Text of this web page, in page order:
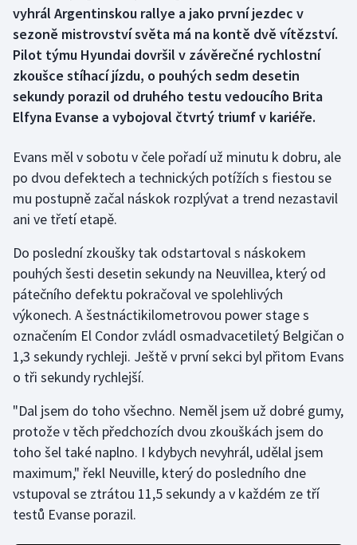
Boby a skeleton
Box
Curling
Cyklistika
Florbal
Futsal
Golf
Gymnastika
Házená
Judo
Krasobruslení
Lezení
vyhrál Argentinskou rallye a jako první jezdec v
sezoně mistrovství světa má na kontě dvě vítězství.
Pilot týmu Hyundai dovršil v závěrečné rychlostní
zkoušce stíhací jízdu, o pouhých sedm desetin
sekundy porazil od druhého testu vedoucího Brita
Elfyna Evanse a vybojoval čtvrtý triumf v kariéře.
Evans měl v sobotu v čele pořadí už minutu k dobru, ale
po dvou defektech a technických potížích s fiestou se
mu postupně začal náskok rozplývat a trend nezastavil
ani ve třetí etapě.
Do poslední zkoušky tak odstartoval s náskokem
pouhých šesti desetin sekundy na Neuvillea, který od
pátečního defektu pokračoval ve spolehlivých
výkonech. A šestnáctikilometrovou power stage s
označením El Condor zvládl osmadvacetiletý Belgičan o
1,3 sekundy rychleji. Ještě v první sekci byl přitom Evans
o tři sekundy rychlejší.
"Dal jsem do toho všechno. Neměl jsem už dobré gumy,
protože v těch předchozích dvou zkouškách jsem do
toho šel také naplno. I kdybych nevyhrál, udělal jsem
maximum," řekl Neuville, který do posledního dne
vstupoval se ztrátou 11,5 sekundy a v každém ze tří
testů Evanse porazil.